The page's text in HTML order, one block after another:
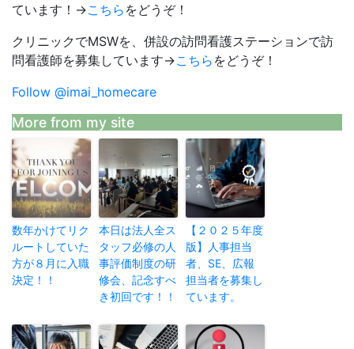
ています！→こちら をどうぞ！
クリニックでMSWを、併設の訪問看護ステーションで訪
問看護師を募集しています→こちら をどうぞ！
Follow @imai_homecare
More from my site
数年かけてリク
ルートしていた
方が８月に入職
決定！！
本日は法人全ス
タッフ必修の人
事評価制度の研
修会、記念すべ
き初回です！！
【２０２５年度
版】人事担当
者、SE、広報
担当者を募集し
ています。